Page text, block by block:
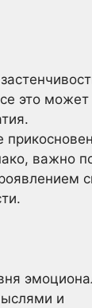
это может
важно
и